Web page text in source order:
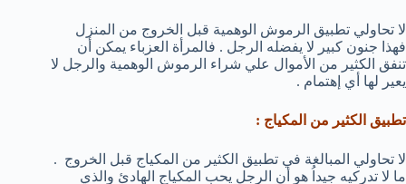
لا تحاولي تطبيق الرموش الوهمية قبل الخروج من المنزل
فهذا جنون كبير لا يفضله الرجل . فالمرأة العزباء يمكن أن
تنفق الكثير من الأموال علي شراء الرموش الوهمية والرجل لا
يعير لها أي إهتمام .
تطبيق الكثير من المكياج :
لا تحاولي المبالغة في تطبيق الكثير من المكياج قبل الخروج .
ما لا تدركيه جيداُ هو أن الرجل يحب المكياج الهادئ والذي